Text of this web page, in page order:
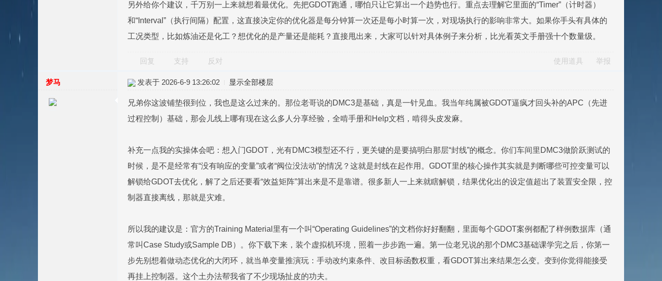
另外给你个建议，千万别一上来就想着最优化。先把GDOT跑通，哪怕只让它算出一个趋势也行。重点去理解它里面的“Timer”（计时器）
和“Interval”（执行间隔）配置，这直接决定你的优化器是每分钟算一次还是每小时算一次，对现场执行的影响非常大。如果你手头有具体的
工况类型，比如炼油还是化工？想优化的是产量还是能耗？直接甩出来，大家可以针对具体例子来分析，比光看英文手册强十个数量级。
回复 支持 反对 使用道具 举报
梦马 发表于 2026-6-9 13:26:02 显示全部楼层
兄弟你这波铺垫很到位，我也是这么过来的。那位老哥说的DMC3是基础，真是一针见血。我当年纯属被GDOT逼疯才回头补的APC（先进
过程控制）基础，那会儿线上哪有现在这么多人分享经验，全啃手册和Help文档，啃得头皮发麻。
补充一点我的实操体会吧：想入门GDOT，光有DMC3模型还不行，更关键的是要搞明白那层“封线”的概念。你们车间里DMC3做阶跃测试的
时候，是不是经常有“没有响应的变量”或者“阀位没法动”的情况？这就是封线在起作用。GDOT里的核心操作其实就是判断哪些可控变量可以
解锁给GDOT去优化，解了之后还要看“效益矩阵”算出来是不是靠谱。很多新人一上来就瞎解锁，结果优化出的设定值超出了装置安全限，控
制器直接离线，那就是灾难。
所以我的建议是：官方的Training Material里有一个叫“Operating Guidelines”的文档你好好翻翻，里面每个GDOT案例都配了样例数据库（通
常叫Case Study或Sample DB）。你下载下来，装个虚拟机环境，照着一步步跑一遍。第一位老兄说的那个DMC3基础课学完之后，你第一
步先别想着做动态优化的大闭环，就当单变量推演玩：手动改约束条件、改目标函数权重，看GDOT算出来结果怎么变。变到你觉得能接受
再挂上控制器。这个土办法帮我省了不少现场扯皮的功夫。